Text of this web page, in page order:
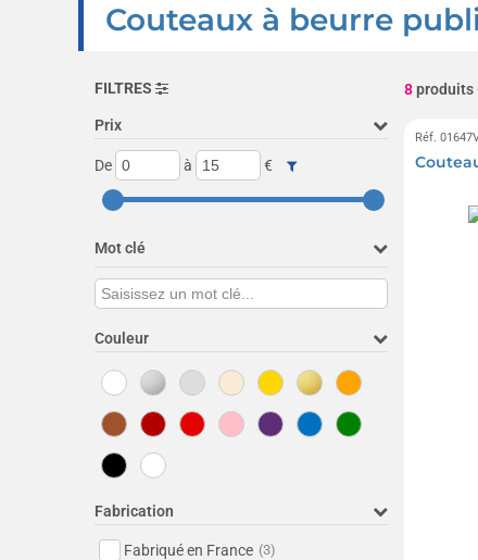
Couteaux à beurre
FILTRES
Prix
De à €
Mot clé
Couleur
Fabrication
Fabriqué en France (3)
8produits
Réf.